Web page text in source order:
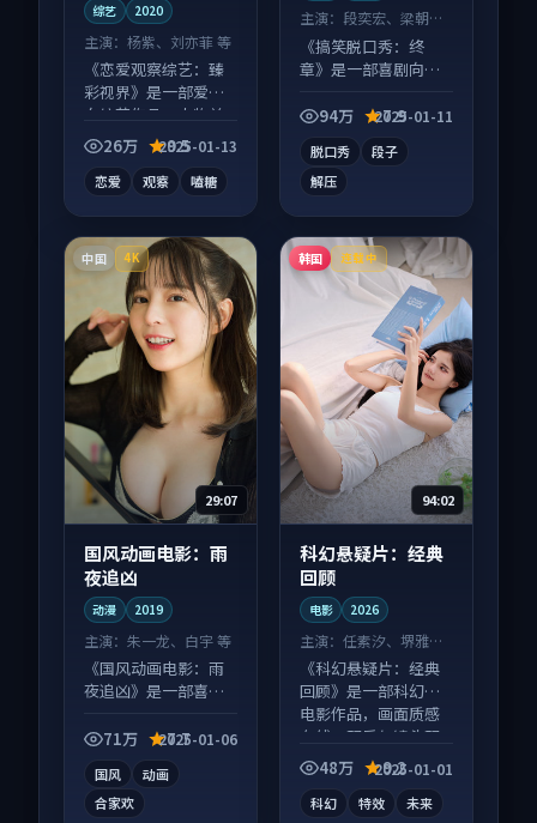
综艺 2020
主演： 杨紫、刘亦菲 等
《恋爱观察综艺：臻
彩视界》是一部爱情
向综艺作品，人物关
系层层推进，尾声常
有情绪落点。
26万 9.5
2025-01-13
恋爱 观察 嗑糖
主演：段奕宏、梁朝伟
等
《搞笑脱口秀：终
章》是一部喜剧向综
错过，字幕区常有惊
94万 7.9
2025-01-11
脱口秀
段子
解压
中国 4K
29:07
国风动画电影：雨
夜追凶
动漫 2019
主演： 朱一龙、白宇 等
《国风动画电影：雨
夜追凶》是一部喜剧
蛋别错过，字幕区常
71万 7.7
2025-01-06
国风
动画
合家欢
韩国 连载中
94:02
科幻悬疑片：经典
回顾
电影 2026
主演：任素汐、堺雅人
等
《科幻悬疑片：经典
回顾》是一部科幻向
电影作品，画面质感
在线，配乐与镜头配
合度高。
48万 9.2
2025-01-01
科幻 特效 未来